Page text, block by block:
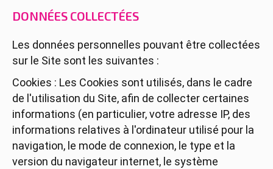
DONNÉES COLLECTÉES
Les données personnelles pouvant être collectées
sur le Site sont les suivantes :
Cookies : Les Cookies sont utilisés, dans le cadre
de l'utilisation du Site, afin de collecter certaines
informations (en particulier, votre adresse IP, des
informations relatives à l'ordinateur utilisé pour la
navigation, le mode de connexion, le type et la
version du navigateur internet, le système